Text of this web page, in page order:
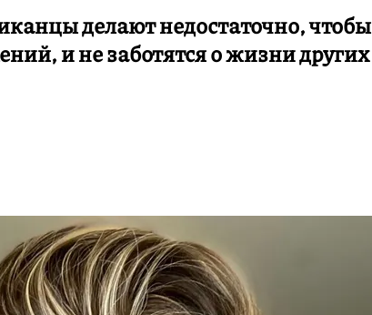
делают недостаточно, чтобы
и не заботятся о жизни других